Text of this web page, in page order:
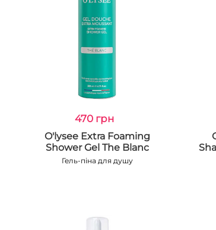
470 грн
O'lysee Extra Foaming
Shower Gel The Blanc
Гель-піна для душу